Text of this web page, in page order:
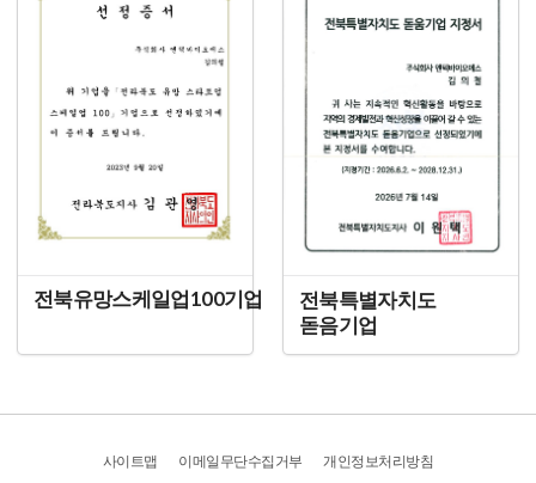
전북유망스케일업100기업
전북특별자치도
돋음기업
사이트맵 이메일무단수집거부 개인정보처리방침